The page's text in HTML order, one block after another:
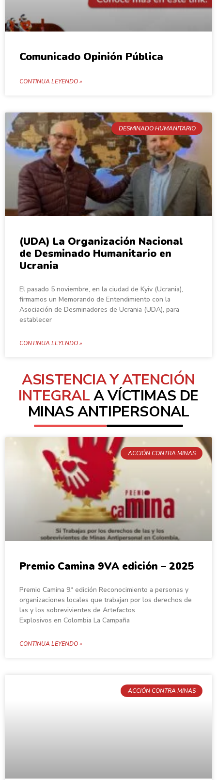
Comunicado Opinión Pública
CONTINUA LEYENDO »
DESMINADO HUMANITARIO
(UDA) La Organización Nacional
de Desminado Humanitario en
Ucrania
El pasado 5 noviembre, en la ciudad de Kyiv (Ucrania),
firmamos un Memorando de Entendimiento con la
Asociación de Desminadores de Ucrania (UDA), para
establecer
CONTINUA LEYENDO »
ASISTENCIA Y ATENCIÓN
INTEGRAL A VÍCTIMAS DE
MINAS ANTIPERSONAL
ACCIÓN CONTRA MINAS
Premio Camina 9VA edición – 2025
Premio Camina 9.ª edición Reconocimiento a personas y
organizaciones locales que trabajan por los derechos de
las y los sobrevivientes de Artefactos
Explosivos en Colombia La Campaña
CONTINUA LEYENDO »
ACCIÓN CONTRA MINAS